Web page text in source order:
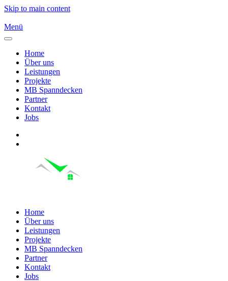
Skip to main content
Menü
Home
Über uns
Leistungen
Projekte
MB Spanndecken
Partner
Kontakt
Jobs
Home
Über uns
Leistungen
Projekte
MB Spanndecken
Partner
Kontakt
Jobs